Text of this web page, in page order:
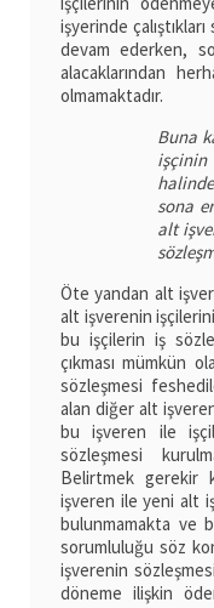
işyerinde
devam ederken,
alacaklarından
olmamaktadır.
Buna
sona
alt
Öte yandan alt
alt işverenin
bu işçilerin iş
çıkması mümkün
sözleşmesi
alan diğer alt
bu işveren ile
sözleşmesi
Belirtmek gerekir
işveren ile yeni alt
bulunmamakta ve
sorumluluğu söz
işverenin
döneme ilişkin